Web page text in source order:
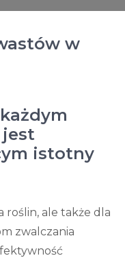
w
istotny
roślin, ale także dla
zwalczania